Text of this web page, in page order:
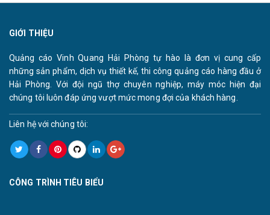
GIỚI THIỆU
Quảng cáo Vinh Quang Hải Phòng tự hào là đơn vị cung cấp
những sản phẩm, dịch vụ thiết kế, thi công quảng cáo hàng đầu ở
Hải Phòng. Với đội ngũ thợ chuyên nghiệp, máy móc hiện đại
chúng tôi luôn đáp ứng vượt mức mong đợi của khách hàng.
Liên hệ với chúng tôi:
CÔNG TRÌNH TIÊU BIỂU